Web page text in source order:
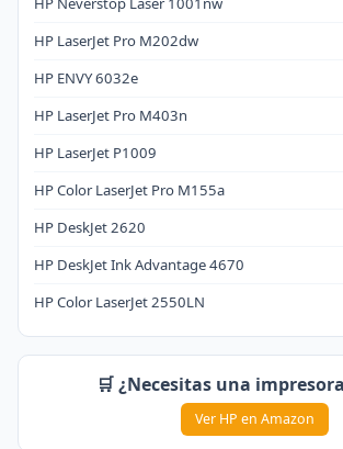
HP LaserJet Pro M202dw
HP ENVY 6032e
HP LaserJet Pro M403n
HP LaserJet P1009
HP Color LaserJet Pro M155a
HP DeskJet 2620
HP DeskJet Ink Advantage 4670
HP Color LaserJet 2550LN
🛒 ¿Necesitas una
Ver HP en Amazon